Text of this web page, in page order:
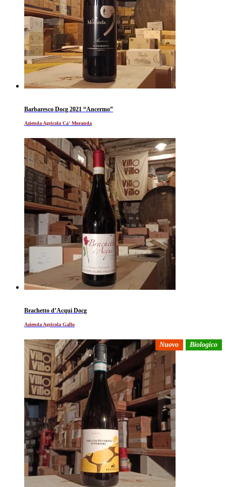
Barbaresco Docg 2021 “Ancermo”
Azienda Agricola Ca' Moranda
Brachetto d’Acqui Docg
Azienda Agricola Gallo
Nuovo Biologico